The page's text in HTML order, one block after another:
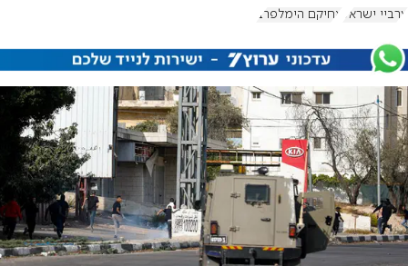
ערביי ישראל אחיקם הימלפרב